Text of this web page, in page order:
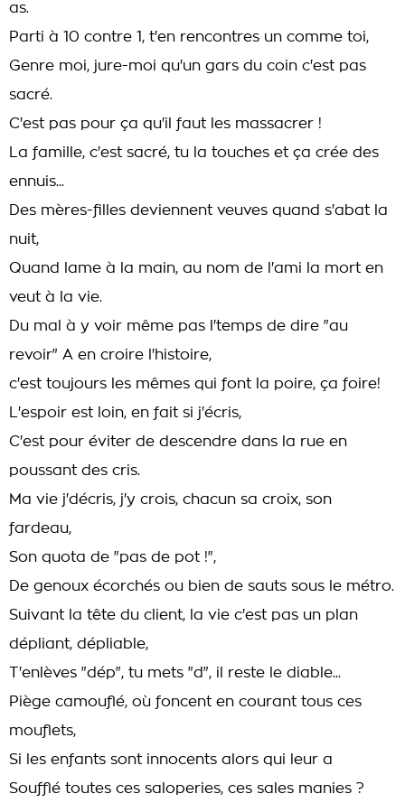
as.
Parti à 10 contre 1, t'en rencontres un comme toi,
Genre moi, jure-moi qu'un gars du coin c'est pas
sacré.
C'est pas pour ça qu'il faut les massacrer !
La famille, c'est sacré, tu la touches et ça crée des
ennuis...
Des mères-filles deviennent veuves quand s'abat la
nuit,
Quand lame à la main, au nom de l'ami la mort en
veut à la vie.
Du mal à y voir même pas l'temps de dire "au
revoir" A en croire l'histoire,
c'est toujours les mêmes qui font la poire, ça foire!
L'espoir est loin, en fait si j'écris,
C'est pour éviter de descendre dans la rue en
poussant des cris.
Ma vie j'décris, j'y crois, chacun sa croix, son
fardeau,
Son quota de "pas de pot !",
De genoux écorchés ou bien de sauts sous le métro.
Suivant la tête du client, la vie c'est pas un plan
dépliant, dépliable,
T'enlèves "dép", tu mets "d", il reste le diable...
Piège camouflé, où foncent en courant tous ces
mouflets,
Si les enfants sont innocents alors qui leur a
Soufflé toutes ces saloperies, ces sales manies ?